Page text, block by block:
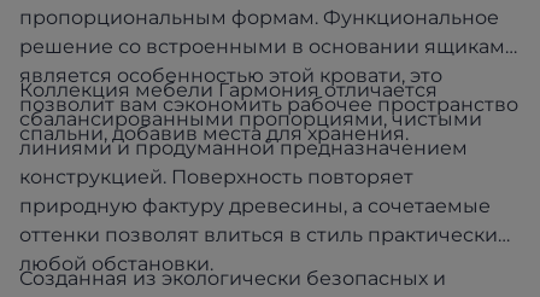
пропорциональным формам. Функциональное
решение со встроенными в основании ящиками
является особенностью этой кровати, это
позволит вам сэкономить рабочее пространство
спальни, добавив места для хранения.
Коллекция мебели Гармония отличается
сбалансированными пропорциями, чистыми
линиями и продуманной предназначением
конструкцией. Поверхность повторяет
природную фактуру древесины, а сочетаемые
оттенки позволят влиться в стиль практически
любой обстановки.
Созданная из экологически безопасных и